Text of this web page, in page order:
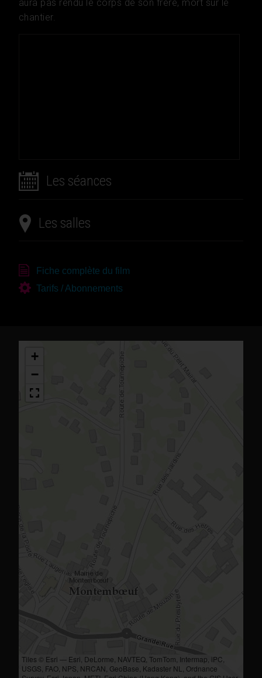
aura pas rendu le corps de son frère, mort sur le
chantier.
Les séances
Les salles
Fiche complète du film
Tarifs / Abonnements
+
−
Tiles © Esri — Esri, DeLorme, NAVTEQ, TomTom, Intermap, iPC,
USGS, FAO, NPS, NRCAN, GeoBase, Kadaster NL, Ordnance